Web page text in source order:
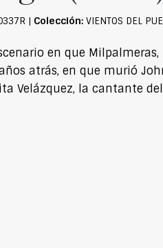
| Colección: VIENTOS DEL
en que
atrás, en que murió
Velázquez, la cantante